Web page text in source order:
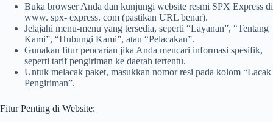
Buka browser Anda dan kunjungi website resmi SPX Express di
www. spx- express. com (pastikan URL benar).
Jelajahi menu-menu yang tersedia, seperti “Layanan”, “Tentang
Kami”, “Hubungi Kami”, atau “Pelacakan”.
Gunakan fitur pencarian jika Anda mencari informasi spesifik,
seperti tarif pengiriman ke daerah tertentu.
Untuk melacak paket, masukkan nomor resi pada kolom “Lacak
Pengiriman”.
Fitur Penting di Website: